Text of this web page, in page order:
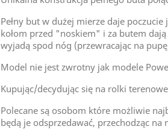
Pełny but w dużej mierze daje
kołom przed "noskiem" i za butem
wyjadą spod nóg (przewracając na
Model nie jest zwrotny jak modele
Kupując/decydując się na rolki
Polecane są osobom które możliwie
będą je odsprzedawać, przechodząc na